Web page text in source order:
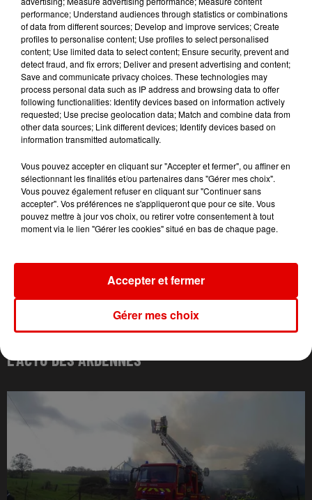
BEBE REXHA & DAVID
GUETTA
Sad Girls
AMIR
A L'imparfaite
TAME IMPALA & JENNIE
Dracula
L'ACTU DES ARDENNES
performance; Understand audiences through statistics or combinations
of data from different sources; Develop and improve services; Create
profiles to personalise content; Use profiles to select personalised
content; Use limited data to select content; Ensure security, prevent and
detect fraud, and fix errors; Deliver and present advertising and content;
Save and communicate privacy choices. These technologies may
process personal data such as IP address and browsing data to offer
following functionalities: Identify devices based on information actively
requested; Use precise geolocation data; Match and combine data from
other data sources; Link different devices; Identify devices based on
information transmitted automatically.
Vous pouvez accepter en cliquant sur "Accepter et fermer", ou affiner en
sélectionnant les finalités et/ou partenaires dans "Gérer mes choix".
Vous pouvez également refuser en cliquant sur "Continuer sans
accepter". Vos préférences ne s'appliqueront que pour ce site. Vous
pouvez mettre à jour vos choix, ou retirer votre consentement à tout
moment via le lien "Gérer les cookies" situé en bas de chaque page.
Gérer mes choix
Accepter et fermer